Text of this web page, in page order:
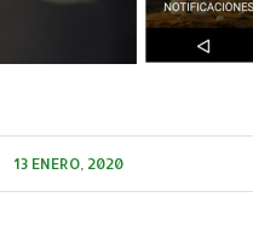
13 ENERO, 2020